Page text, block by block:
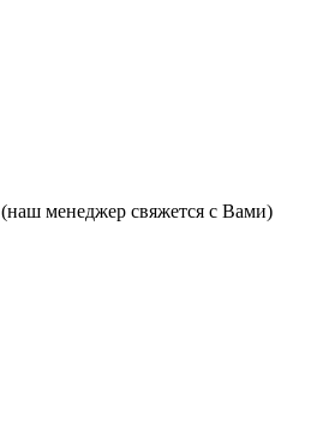
(наш менеджер свяжется с Вами)